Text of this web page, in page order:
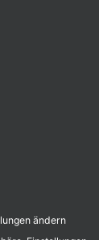
ändern